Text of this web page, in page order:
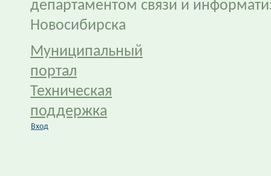
департаментом связи и
Новосибирска
Муниципальный
портал
Техническая
поддержка
Вход